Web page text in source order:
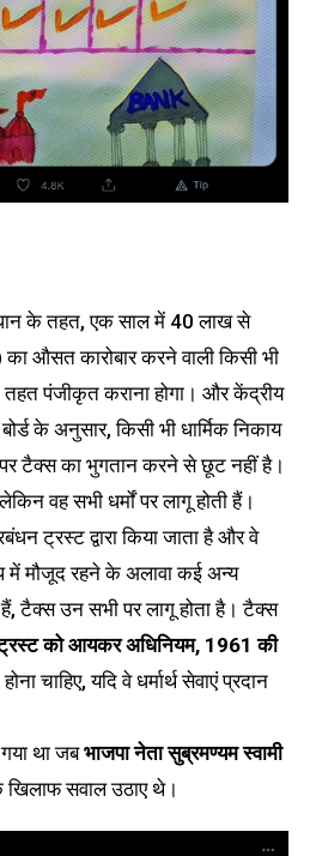
के तहत, एक साल में 40 लाख से
औसत कारोबार करने वाली किसी भी
पंजीकृत कराना होगा। और केंद्रीय
के अनुसार, किसी भी धार्मिक निकाय
टैक्स का भुगतान करने से छूट नहीं है।
वह सभी धर्मों पर लागू होती हैं।
ट्रस्ट द्वारा किया जाता है और वे
मौजूद रहने के अलावा कई अन्य
टैक्स उन सभी पर लागू होता है। टैक्स
को आयकर अधिनियम, 1961 की
चाहिए, यदि वे धर्मार्थ सेवाएं प्रदान
था जबभाजपा नेता सुब्रमण्यम स्वामी
सवाल उठाए थे।